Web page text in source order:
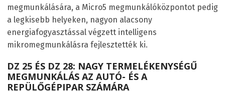
megmunkálására, a Micro5 megmunkálóközpontot pedig
a legkisebb helyeken, nagyon alacsony
energiafogyasztással végzett intelligens
mikromegmunkálásra fejlesztették ki.
DZ 25 ÉS DZ 28: NAGY TERMELÉKENYSÉGŰ
MEGMUNKÁLÁS AZ AUTÓ- ÉS A
REPÜLŐGÉPIPAR SZÁMÁRA